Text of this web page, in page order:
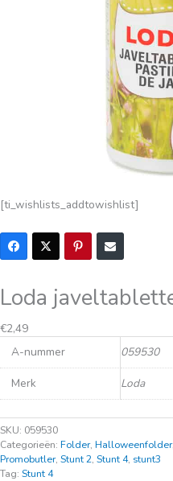
[ti_wishlists_addtowishlist]
Loda
Oorspronkelijke
prijs
was:
€2,95.
€2,49Huidige
prijs
is:
€2,49.
A-nummer 059530
Merk Loda
SKU: 059530
Categorieën: Folder, Halloweenfolder,
Promobutler, Stunt 2, Stunt 4, stunt3
Tag: Stunt 4